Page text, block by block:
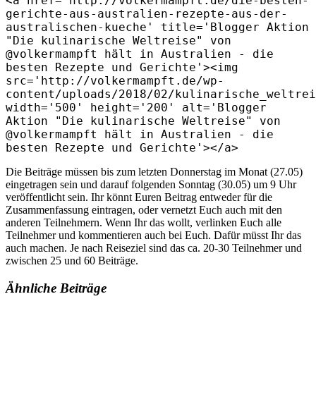
gerichte-aus-australien-rezepte-aus-der-
australischen-kueche' title='Blogger Aktion
"Die kulinarische Weltreise" von
@volkermampft hält in Australien - die
besten Rezepte und Gerichte'><img
src='http://volkermampft.de/wp-
content/uploads/2018/02/
width='500' height='200' alt='Blogger
Aktion "Die kulinarische Weltreise" von
@volkermampft hält in Australien - die
besten Rezepte und Gerichte'></a>
Die Beiträge müssen bis zum letzten Donnerstag im Monat (27.05)
eingetragen sein und darauf folgenden Sonntag (30.05) um 9 Uhr
veröffentlicht sein. Ihr könnt Euren Beitrag entweder für die
Zusammenfassung eintragen, oder vernetzt Euch auch mit den
anderen Teilnehmern. Wenn Ihr das wollt, verlinken Euch alle
Teilnehmer und kommentieren auch bei Euch. Dafür müsst Ihr das
auch machen. Je nach Reiseziel sind das ca. 20-30 Teilnehmer und
zwischen 25 und 60 Beiträge.
Ähnliche Beiträge